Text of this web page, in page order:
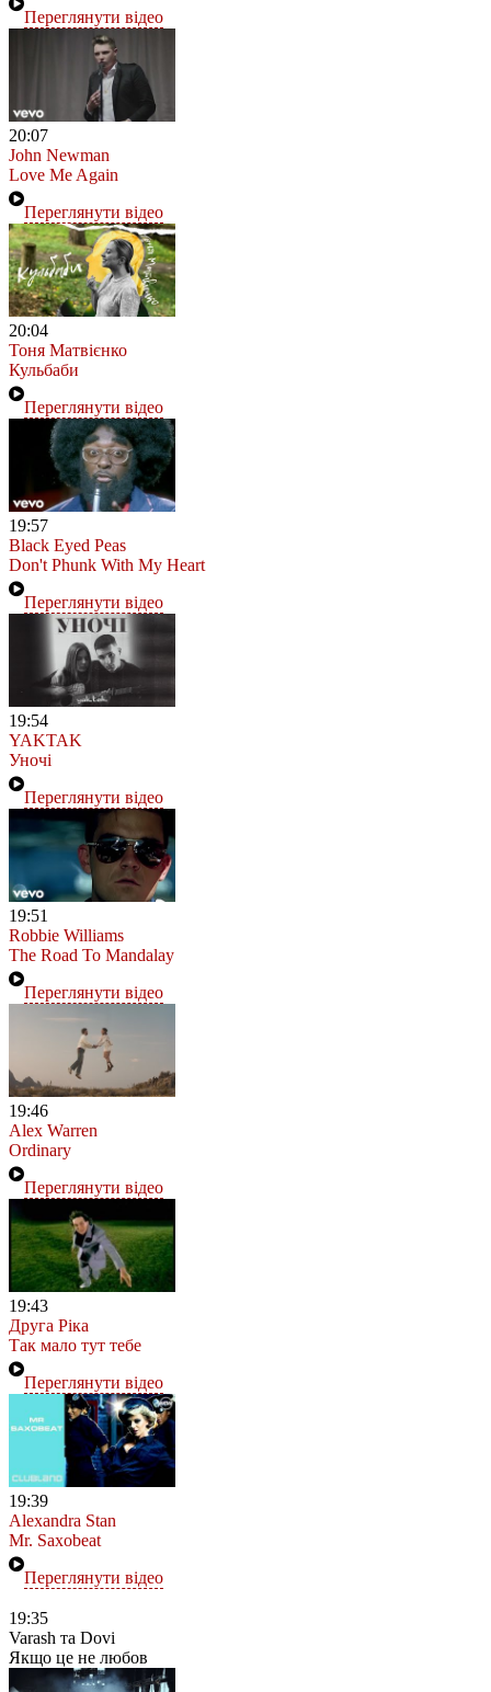
Переглянути відео
20:07
John Newman
Love Me Again
Переглянути відео
20:04
Тоня Матвієнко
Кульбаби
Переглянути відео
19:57
Black Eyed Peas
Don't Phunk With My Heart
Переглянути відео
19:54
YAKTAK
Уночі
Переглянути відео
19:51
Robbie Williams
The Road To Mandalay
Переглянути відео
19:46
Alex Warren
Ordinary
Переглянути відео
19:43
Друга Ріка
Так мало тут тебе
Переглянути відео
19:39
Alexandra Stan
Mr. Saxobeat
Переглянути відео
19:35
Varash та Dovi
Якщо це не любов